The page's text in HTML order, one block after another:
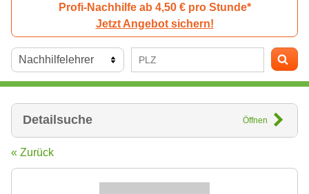
Profi-Nachhilfe ab 4,50 € pro Stunde*
Jetzt Angebot sichern!
Detailsuche Öffnen
« Zurück